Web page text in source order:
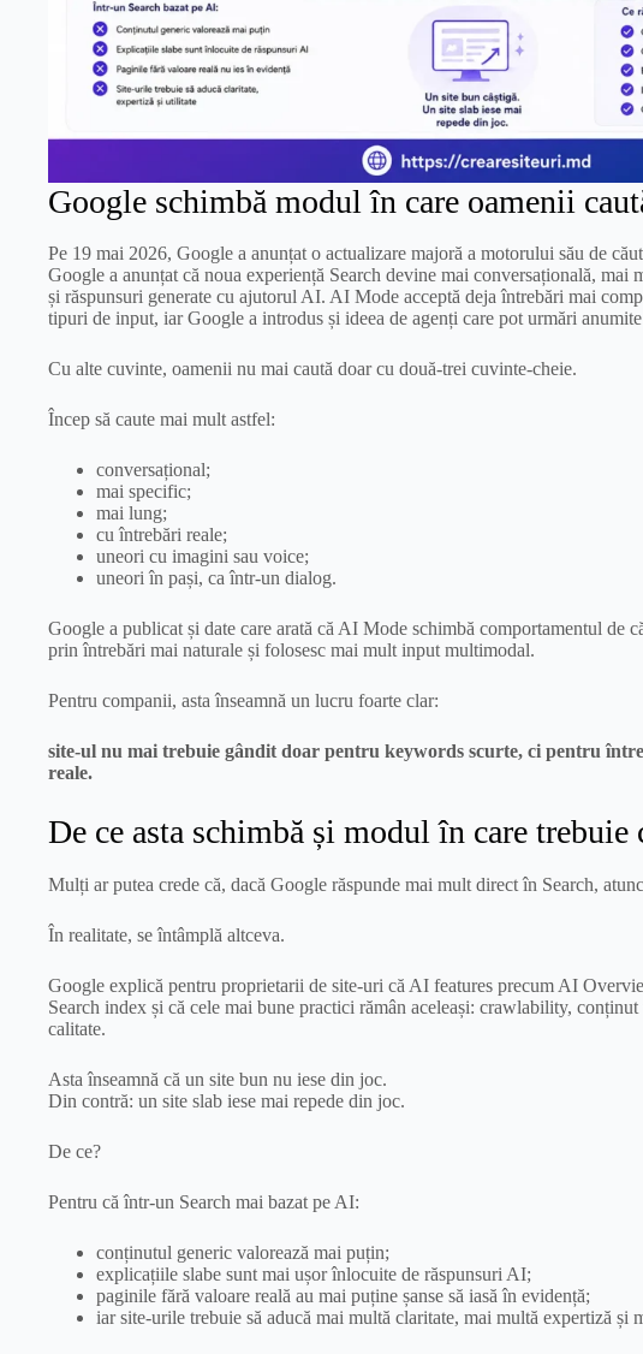
Google schimbă modul în care oamenii
Pe 19 mai 2026, Google a anunțat o actualizare majoră a motorului său de
Google a anunțat că noua experiență Search devine mai conversațională, mai
și răspunsuri generate cu ajutorul AI. AI Mode acceptă deja întrebări mai
tipuri de input, iar Google a introdus și ideea de agenți care pot urmări
Cu alte cuvinte, oamenii nu mai caută doar cu două-trei cuvinte-cheie.
Încep să caute mai mult astfel:
conversațional;
mai specific;
mai lung;
cu întrebări reale;
uneori cu imagini sau voice;
uneori în pași, ca într-un dialog.
Google a publicat și date care arată că AI Mode schimbă comportamentul de
prin întrebări mai naturale și folosesc mai mult input multimodal.
Pentru companii, asta înseamnă un lucru foarte clar:
site-ul nu mai trebuie gândit doar pentru keywords scurte, ci pentru
reale.
De ce asta schimbă și modul în care trebuie
Mulți ar putea crede că, dacă Google răspunde mai mult direct în Search,
În realitate, se întâmplă altceva.
Google explică pentru proprietarii de site-uri că AI features precum AI
Search index și că cele mai bune practici rămân aceleași: crawlability,
calitate.
Asta înseamnă că un site bun nu iese din joc.
Din contră: un site slab iese mai repede din joc.
De ce?
Pentru că într-un Search mai bazat pe AI:
conținutul generic valorează mai puțin;
explicațiile slabe sunt mai ușor înlocuite de răspunsuri AI;
paginile fără valoare reală au mai puține șanse să iasă în evidență;
iar site-urile trebuie să aducă mai multă claritate, mai multă expertiză și